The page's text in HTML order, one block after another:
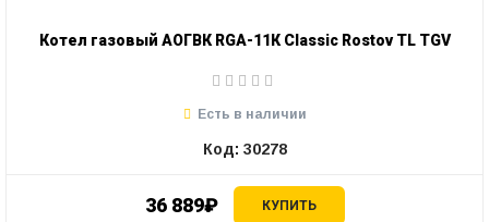
Котел газовый АОГВК RGA-11К Classic Rostov TL TGV
36 889₽ КУПИТЬ
Есть в наличии
Код: 30278